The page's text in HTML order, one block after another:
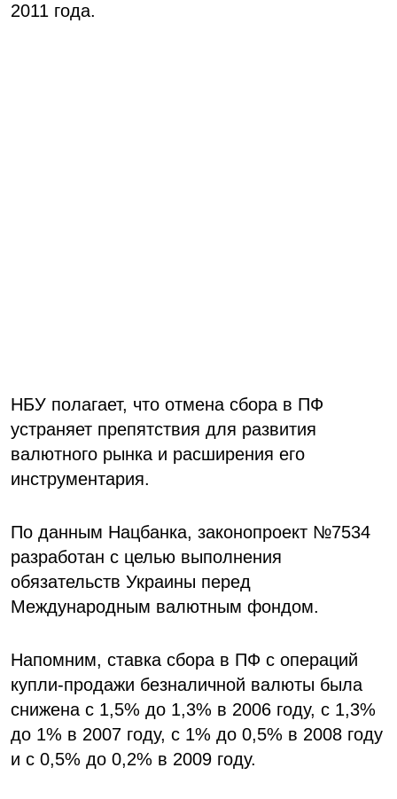
2011 года.
НБУ полагает, что отмена сбора в ПФ
устраняет препятствия для развития
валютного рынка и расширения его
инструментария.
По данным Нацбанка, законопроект №7534
разработан с целью выполнения
обязательств Украины перед
Международным валютным фондом.
Напомним, ставка сбора в ПФ с операций
купли-продажи безналичной валюты была
снижена с 1,5% до 1,3% в 2006 году, с 1,3%
до 1% в 2007 году, с 1% до 0,5% в 2008 году
и с 0,5% до 0,2% в 2009 году.